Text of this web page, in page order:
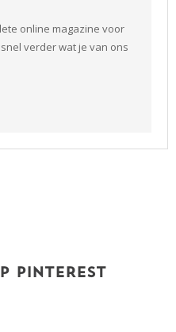
online magazine voor
verder wat je van ons
PINTEREST